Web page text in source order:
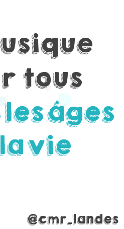
tous
lesâges
vie
@cmr_landes